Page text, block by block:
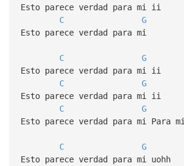
Esto parece verdad para mi ii
C
G
Esto parece verdad para mi
C
G
Esto parece verdad para mi ii
C
G
Esto parece verdad para mi ii
C
G
Esto parece verdad para mi Para mi
C
G
Esto parece verdad para mi uohh